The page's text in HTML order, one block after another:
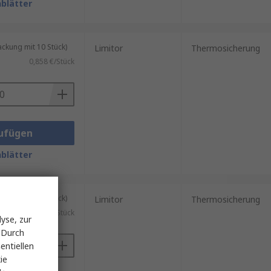
mit 10 Stück)
0,858 €/Stück
Limitor Thermosicherung
mit 10 Stück)
1,097 €/Stück
Limitor Thermosicherung
zur